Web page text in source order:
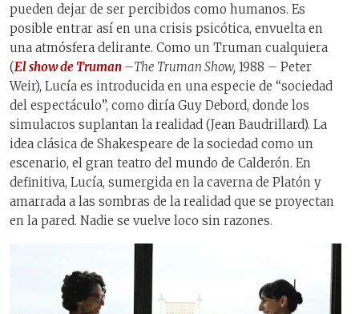
pueden dejar de ser percibidos como humanos. Es
posible entrar así en una crisis psicótica, envuelta en
una atmósfera delirante. Como un Truman cualquiera
(El show de Truman –The Truman Show, 1988 – Peter
Weir), Lucía es introducida en una especie de “sociedad
del espectáculo”, como diría Guy Debord, donde los
simulacros suplantan la realidad (Jean Baudrillard). La
idea clásica de Shakespeare de la sociedad como un
escenario, el gran teatro del mundo de Calderón. En
definitiva, Lucía, sumergida en la caverna de Platón y
amarrada a las sombras de la realidad que se proyectan
en la pared. Nadie se vuelve loco sin razones.